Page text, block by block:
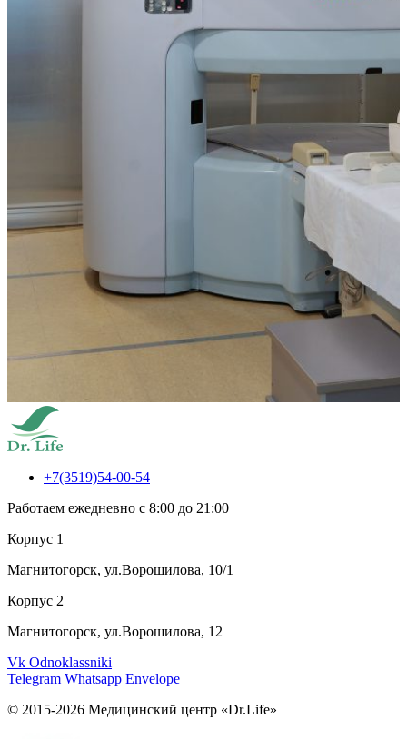
+7(3519)54-00-54
Работаем ежедневно с 8:00 до 21:00
Корпус 1
Магнитогорск, ул.Ворошилова, 10/1
Корпус 2
Магнитогорск, ул.Ворошилова, 12
Vk Odnoklassniki
Telegram Whatsapp Envelope
© 2015-2026 Медицинский центр «Dr.Life»